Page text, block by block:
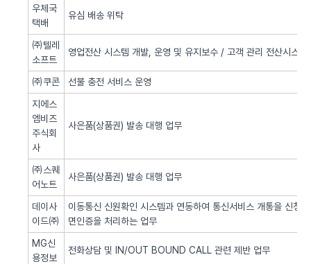
우체국
택배
유심 배송 위탁
㈜텔레
소프트
영업전산 시스템 개발, 운영 및 유지보수 / 고객 관리 전산시스
㈜쿠콘
선불 충전 서비스 운영
지에스
엠비즈
주식회
사
사은품(상품권) 발송 대행 업무
㈜스퀘
어노트
사은품(상품권) 발송 대행 업무
데이사
이드㈜
이동통신 신원확인 시스템과 연동하여 통신서비스 개통을 신청
면인증을 처리하는 업무
MG신
용정보
전화상담 및 IN/OUT BOUND CALL 관련 제반 업무